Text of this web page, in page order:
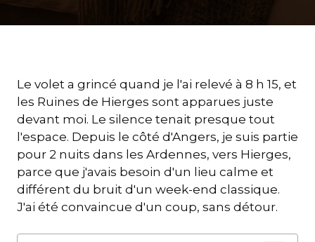
Le volet a grincé quand je l'ai relevé à 8 h 15, et
les Ruines de Hierges sont apparues juste
devant moi. Le silence tenait presque tout
l'espace. Depuis le côté d'Angers, je suis partie
pour 2 nuits dans les Ardennes, vers Hierges,
parce que j'avais besoin d'un lieu calme et
différent du bruit d'un week-end classique.
J'ai été convaincue d'un coup, sans détour.